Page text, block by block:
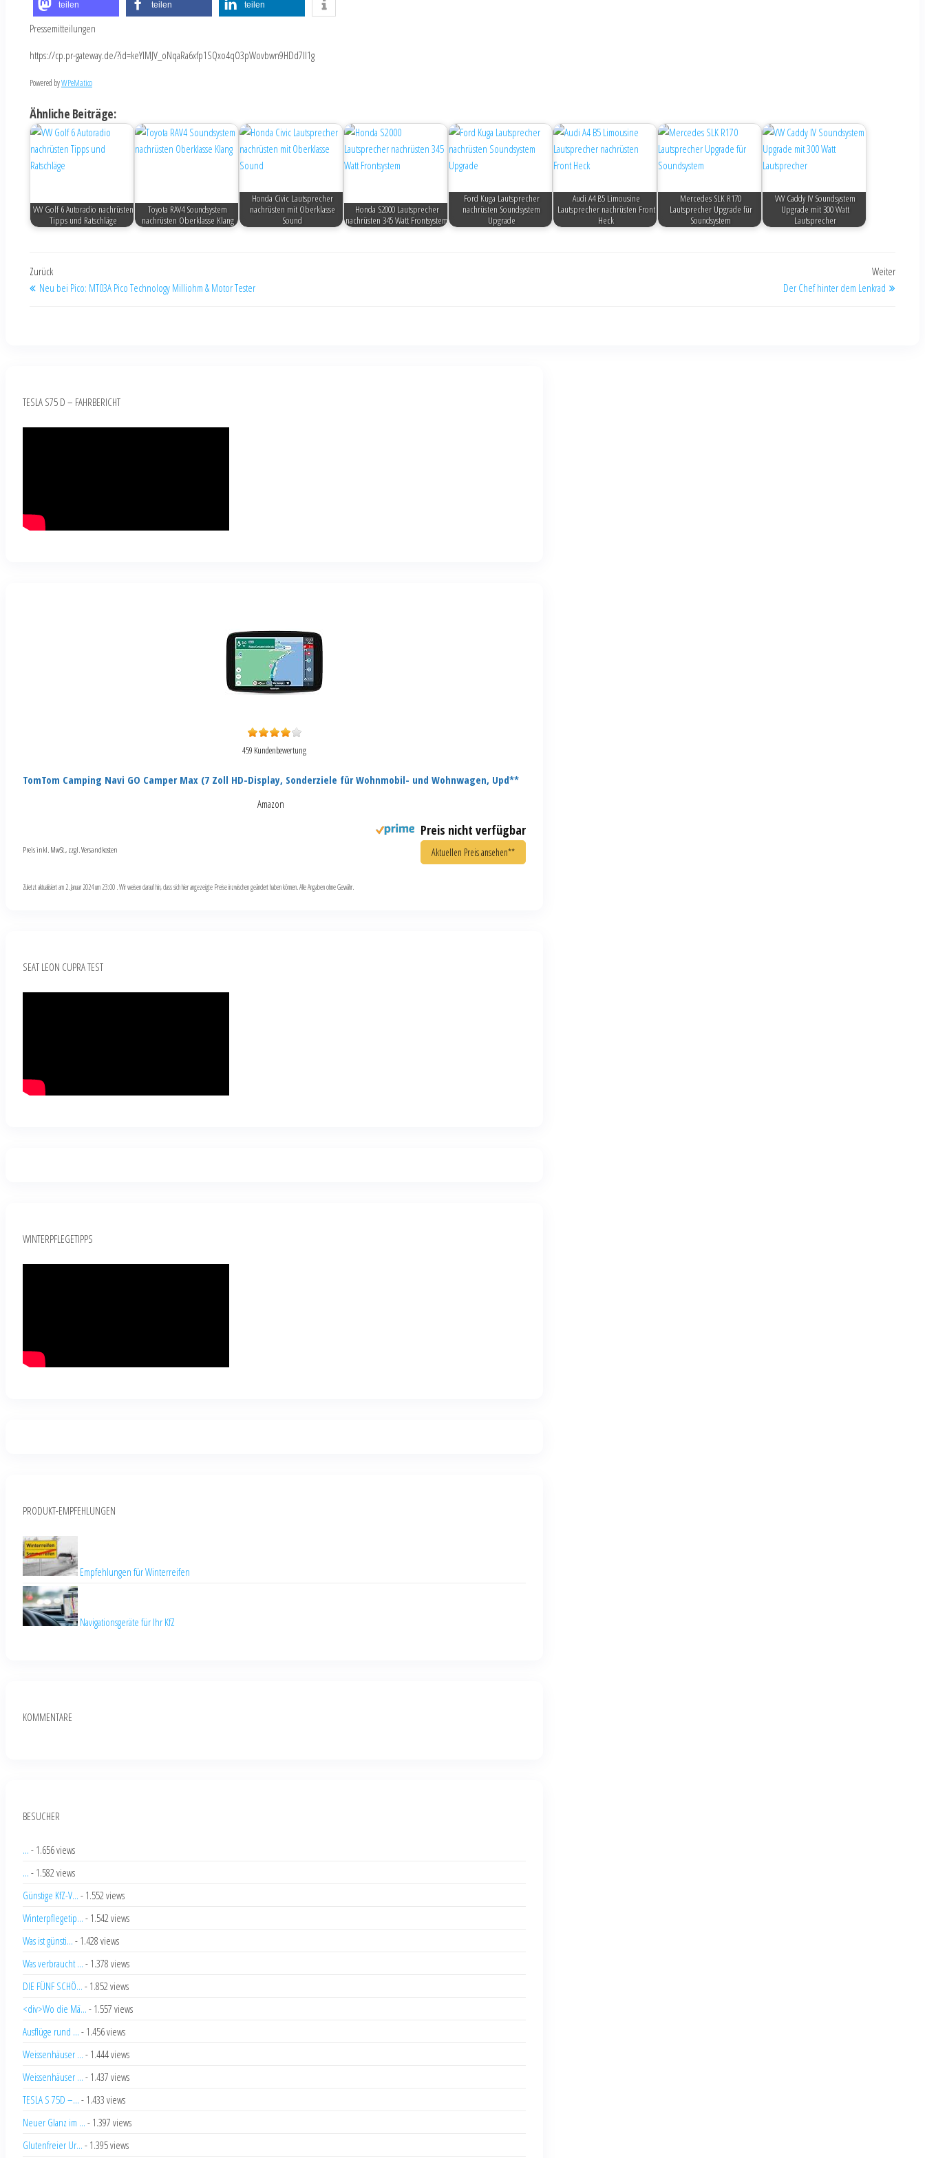
teilen teilen teilen
Pressemitteilungen
https://cp.pr-gateway.de/?id=keYlMJV_oNqaRa6xfp1SQxo4qO3pWovbwn9HDd7Il1g
Powered byWPeMatico
Ähnliche Beiträge:
VW Golf 6 Autoradio nachrüsten
Tipps und Ratschläge
Toyota RAV4 Soundsystem
nachrüsten Oberklasse Klang
Honda Civic Lautsprecher
nachrüsten mit Oberklasse
Sound
Honda S2000 Lautsprecher
nachrüsten 345 Watt Frontsystem
Ford Kuga Lautsprecher
nachrüsten Soundsystem
Upgrade
Audi A4 B5 Limousine
Lautsprecher nachrüsten Front
Heck
Mercedes SLK R170
Lautsprecher Upgrade für
Soundsystem
VW Caddy IV Soundsystem
Upgrade mit 300 Watt
Lautsprecher
Zurück
Neu bei Pico: MT03A Pico Technology Milliohm & Motor Tester
Weiter
Der Chef hinter dem Lenkrad
TESLA S75 D – FAHRBERICHT
459 Kundenbewertung
TomTom Camping Navi GO Camper Max (7 Zoll HD-Display, Sonderziele für Wohnmobil- und Wohnwagen, Upd**
Amazon
Preis nicht verfügbar
Aktuellen Preis ansehen**
Preis inkl. MwSt., zzgl. Versandkosten
Zuletzt aktualisiert am 2. Januar 2024 um 23:00 . Wir weisen darauf hin, dass sich hier angezeigte Preise inzwischen geändert haben können. Alle Angaben ohne Gewähr.
SEAT LEON CUPRA TEST
WINTERPFLEGETIPPS
PRODUKT-EMPFEHLUNGEN
Empfehlungen für Winterreifen
Navigationsgeräte für Ihr KfZ
KOMMENTARE
BESUCHER
... - 1.656 views
... - 1.582 views
Günstige KfZ-V... - 1.552 views
Winterpflegetip... - 1.542 views
Was ist günsti... - 1.428 views
Was verbraucht ... - 1.378 views
DIE FÜNF SCHÖ... - 1.852 views
<div>Wo die Mä... - 1.557 views
Ausflüge rund ... - 1.456 views
Weissenhäuser ... - 1.444 views
Weissenhäuser ... - 1.437 views
TESLA S 75D –... - 1.433 views
Neuer Glanz im ... - 1.397 views
Glutenfreier Ur... - 1.395 views